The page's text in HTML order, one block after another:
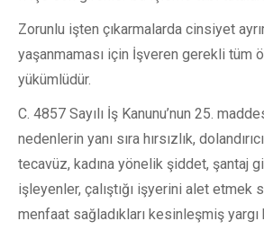
Zorunlu işten çıkarmalarda cinsiyet
yaşanmaması için İşveren gerekli tüm
yükümlüdür.
C. 4857 Sayılı İş Kanunu’nun 25.
nedenlerin yanı sıra hırsızlık,
tecavüz, kadına yönelik şiddet, şantaj
işleyenler, çalıştığı işyerini alet etmek
menfaat sağladıkları kesinleşmiş yargı